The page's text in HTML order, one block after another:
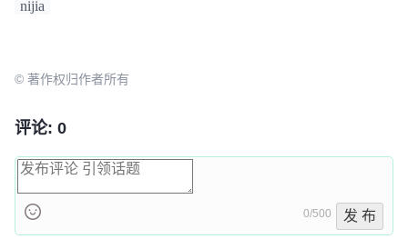
nijia
© 著作权归作者所有
评论: 0
0/500 发 布